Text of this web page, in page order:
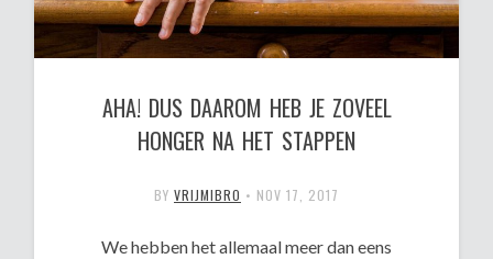
AHA! DUS DAAROM HEB JE ZOVEEL
HONGER NA HET STAPPEN
BY VRIJMIBRO • NOV 17, 2017
We hebben het allemaal meer dan eens